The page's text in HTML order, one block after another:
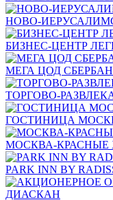
НОВО-
БИЗНЕС-ЦЕНТР
МЕГА ЦОД
ТОРГОВО-
ГОСТИНИЦА
МОСКВА-
PARK INN BY